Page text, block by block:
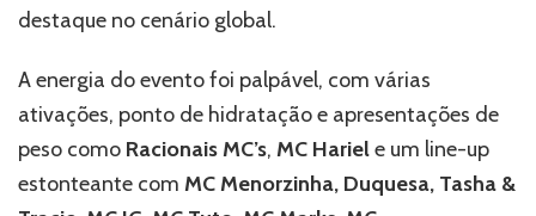
destaque no cenário global.
A energia do evento foi palpável, com várias
ativações, ponto de hidratação e apresentações de
peso como Racionais MC’s, MC Hariele um line-up
estonteante com MC Menorzinha, Duquesa, Tasha &